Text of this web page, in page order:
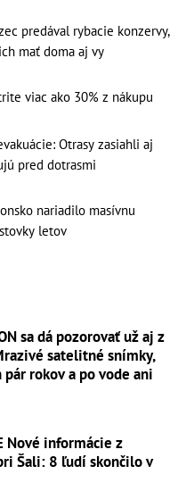
predával rybacie konzervy,
mať doma aj vy
viac ako 30% z nákupu
Otrasy zasiahli aj
pred dotrasmi
nariadilo masívnu
letov
sa dá pozorovať už aj z
satelitné snímky,
rokov a po vode ani
Nové informácie z
Šali: 8 ľudí skončilo v